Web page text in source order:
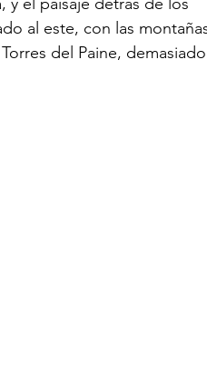
al este, con las
del Paine,